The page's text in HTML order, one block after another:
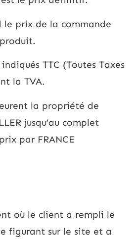
le prix de la commande
TTC (Toutes Taxes
la TVA.
la propriété de
jusqu’au complet
par FRANCE
où le client a rempli le
figurant sur le site et a